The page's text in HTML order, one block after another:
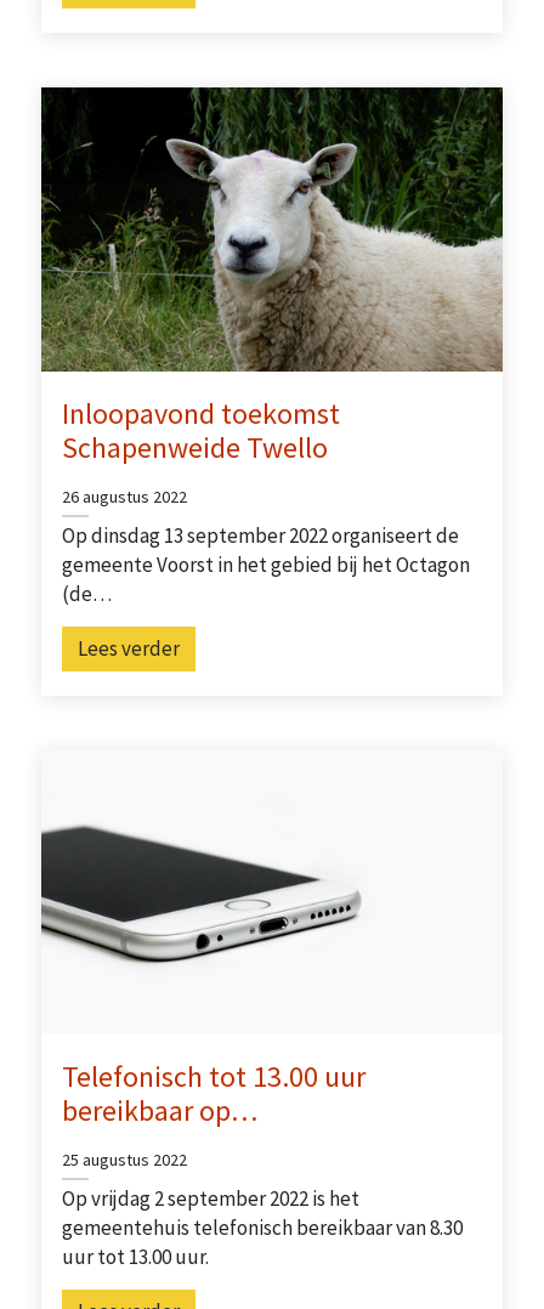
Inloopavond toekomst
Schapenweide Twello
26 augustus 2022
Op dinsdag 13 september 2022 organiseert de
gemeente Voorst in het gebied bij het Octagon
(de…
Lees verder
Telefonisch tot 13.00 uur
bereikbaar op…
25 augustus 2022
Op vrijdag 2 september 2022 is het
gemeentehuis telefonisch bereikbaar van 8.30
uur tot 13.00 uur.